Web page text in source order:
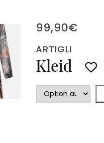
99,90€
ARTIGLI
Kleid